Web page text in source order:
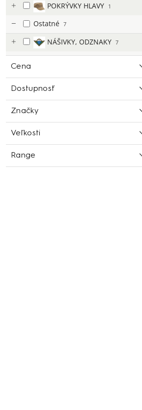
POKRÝVKY HLAVY 1
Ostatné 7
NÁŠIVKY, ODZNAKY 7
Cena
Dostupnosť
Značky
Veľkosti
Range